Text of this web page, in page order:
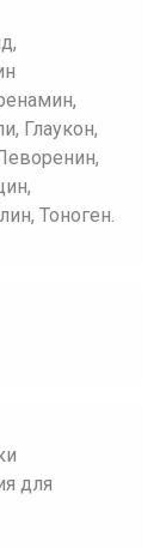
Глаукон,
Тоноген.
для